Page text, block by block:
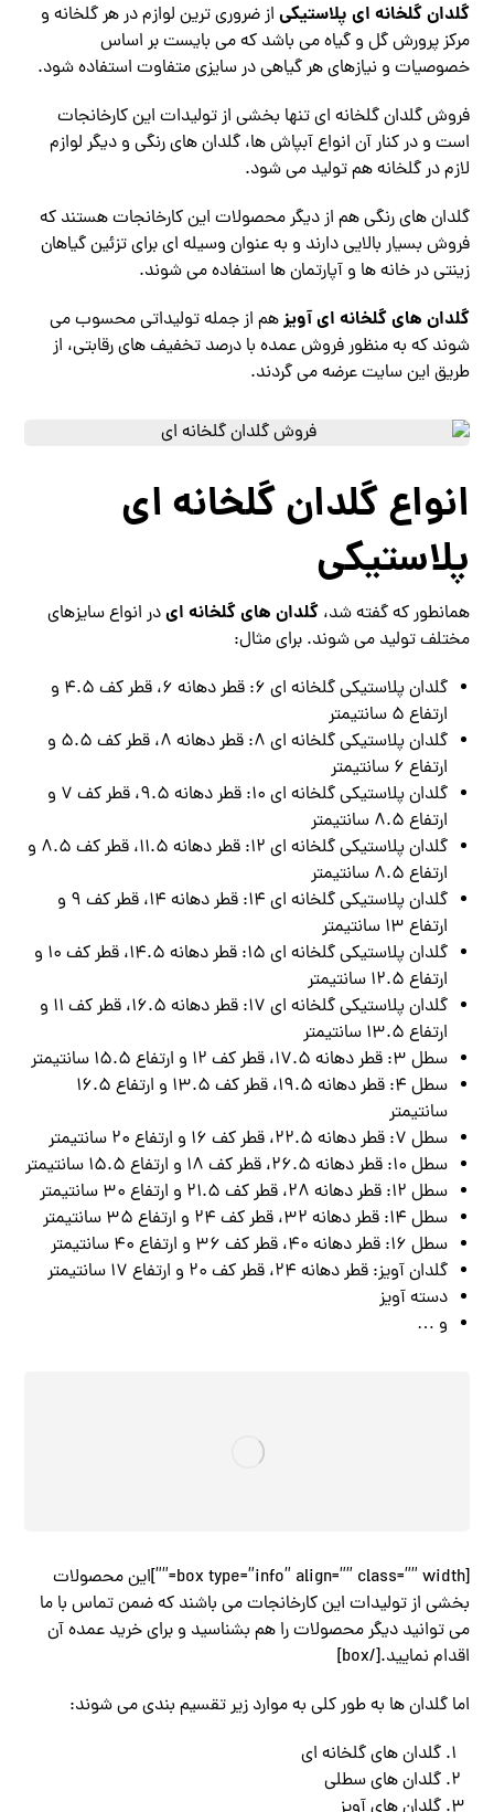
گلدان گلخانه ای پلاستیکی از ضروری ترین لوازم در هر گلخانه و
مرکز پرورش گل و گیاه می باشد که می بایست بر اساس
خصوصیات و نیازهای هر گیاهی در سایزی متفاوت استفاده شود.
فروش گلدان گلخانه ای تنها بخشی از تولیدات این کارخانجات
است و در کنار آن انواع آبپاش ها، گلدان های رنگی و دیگر لوازم
لازم در گلخانه هم تولید می شود.
گلدان های رنگی هم از دیگر محصولات این کارخانجات هستند که
فروش بسیار بالایی دارند و به عنوان وسیله ای برای تزئین گیاهان
زینتی در خانه ها و آپارتمان ها استفاده می شوند.
گلدان های گلخانه ای آویزهم از جمله تولیداتی محسوب می
شوند که به منظور فروش عمده با درصد تخفیف های رقابتی، از
طریق این سایت عرضه می گردند.
انواع گلدان گلخانه ای
پلاستیکی
همانطور که گفته شد،گلدان های گلخانه ایدر انواع سایزهای
مختلف تولید می شوند. برای مثال:
گلدان پلاستیکی گلخانه ای 6: قطر دهانه 6، قطر کف 4.5 و
ارتفاع 5 سانتیمتر
گلدان پلاستیکی گلخانه ای 8: قطر دهانه 8، قطر کف 5.5 و
ارتفاع 6 سانتیمتر
گلدان پلاستیکی گلخانه ای 10: قطر دهانه 9.5، قطر کف 7 و
ارتفاع 8.5 سانتیمتر
گلدان پلاستیکی گلخانه ای 12: قطر دهانه 11.5، قطر کف 8.5 و
ارتفاع 8.5 سانتیمتر
گلدان پلاستیکی گلخانه ای 14: قطر دهانه 14، قطر کف 9 و
ارتفاع 13 سانتیمتر
گلدان پلاستیکی گلخانه ای 15: قطر دهانه 14.5، قطر کف 10 و
ارتفاع 12.5 سانتیمتر
گلدان پلاستیکی گلخانه ای 17: قطر دهانه 16.5، قطر کف 11 و
ارتفاع 13.5 سانتیمتر
سطل 3: قطر دهانه 17.5، قطر کف 12 و ارتفاع 15.5 سانتیمتر
سطل 4: قطر دهانه 19.5، قطر کف 13.5 و ارتفاع 16.5
سانتیمتر
سطل 7: قطر دهانه 22.5، قطر کف 16 و ارتفاع 20 سانتیمتر
سطل 10: قطر دهانه 26.5، قطر کف 18 و ارتفاع 15.5 سانتیمتر
سطل 12: قطر دهانه 28، قطر کف 21.5 و ارتفاع 30 سانتیمتر
سطل 14: قطر دهانه 32، قطر کف 24 و ارتفاع 35 سانتیمتر
سطل 16: قطر دهانه 40، قطر کف 36 و ارتفاع 40 سانتیمتر
گلدان آویز: قطر دهانه 24، قطر کف 20 و ارتفاع 17 سانتیمتر
دسته آویز
و …
[box type=”info” align=”” class=”” width=””]این محصولات
بخشی از تولیدات این کارخانجات می باشند که ضمن تماس با ما
می توانید دیگر محصولات را هم بشناسید و برای خرید عمده آن
اقدام نمایید.[/box]
اما گلدان ها به طور کلی به موارد زیر تقسیم بندی می شوند:
گلدان های گلخانه ای
گلدان های سطلی